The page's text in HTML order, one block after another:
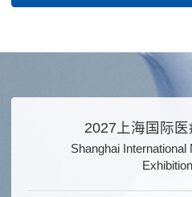
2027上海国际
Shanghai